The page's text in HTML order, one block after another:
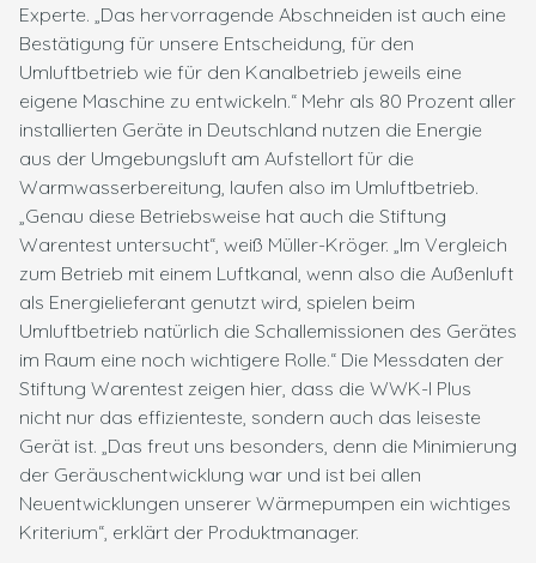
Experte. „Das hervorragende Abschneiden ist auch eine
Bestätigung für unsere Entscheidung, für den
Umluftbetrieb wie für den Kanalbetrieb jeweils eine
eigene Maschine zu entwickeln.“ Mehr als 80 Prozent aller
installierten Geräte in Deutschland nutzen die Energie
aus der Umgebungsluft am Aufstellort für die
Warmwasserbereitung, laufen also im Umluftbetrieb.
„Genau diese Betriebsweise hat auch die Stiftung
Warentest untersucht“, weiß Müller-Kröger. „Im Vergleich
zum Betrieb mit einem Luftkanal, wenn also die Außenluft
als Energielieferant genutzt wird, spielen beim
Umluftbetrieb natürlich die Schallemissionen des Gerätes
im Raum eine noch wichtigere Rolle.“ Die Messdaten der
Stiftung Warentest zeigen hier, dass die WWK-I Plus
nicht nur das effizienteste, sondern auch das leiseste
Gerät ist. „Das freut uns besonders, denn die Minimierung
der Geräuschentwicklung war und ist bei allen
Neuentwicklungen unserer Wärmepumpen ein wichtiges
Kriterium“, erklärt der Produktmanager.